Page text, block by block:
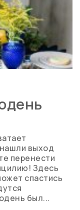
выход
перенести
Здесь
спастись
был...